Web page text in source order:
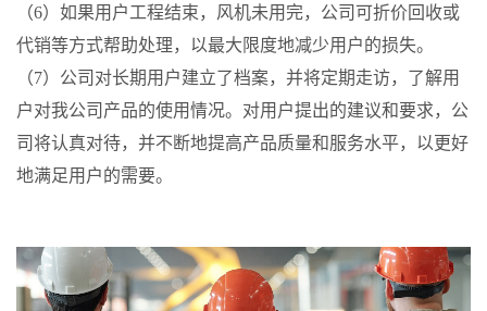
（6）如果用户工程结束，风机未用完，公司可折价回收或
代销等方式帮助处理，以最大限度地减少用户的损失。
（7）公司对长期用户建立了档案，并将定期走访，了解用
户对我公司产品的使用情况。对用户提出的建议和要求，公
司将认真对待，并不断地提高产品质量和服务水平，以更好
地满足用户的需要。